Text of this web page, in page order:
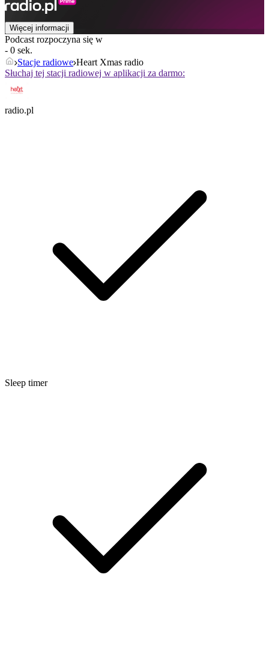
Więcej informacji
Podcast rozpoczyna się w
- 0 sek.
Stacje radiowe Heart Xmas radio
Słuchaj tej stacji radiowej w aplikacji za darmo:
radio.pl
Sleep timer